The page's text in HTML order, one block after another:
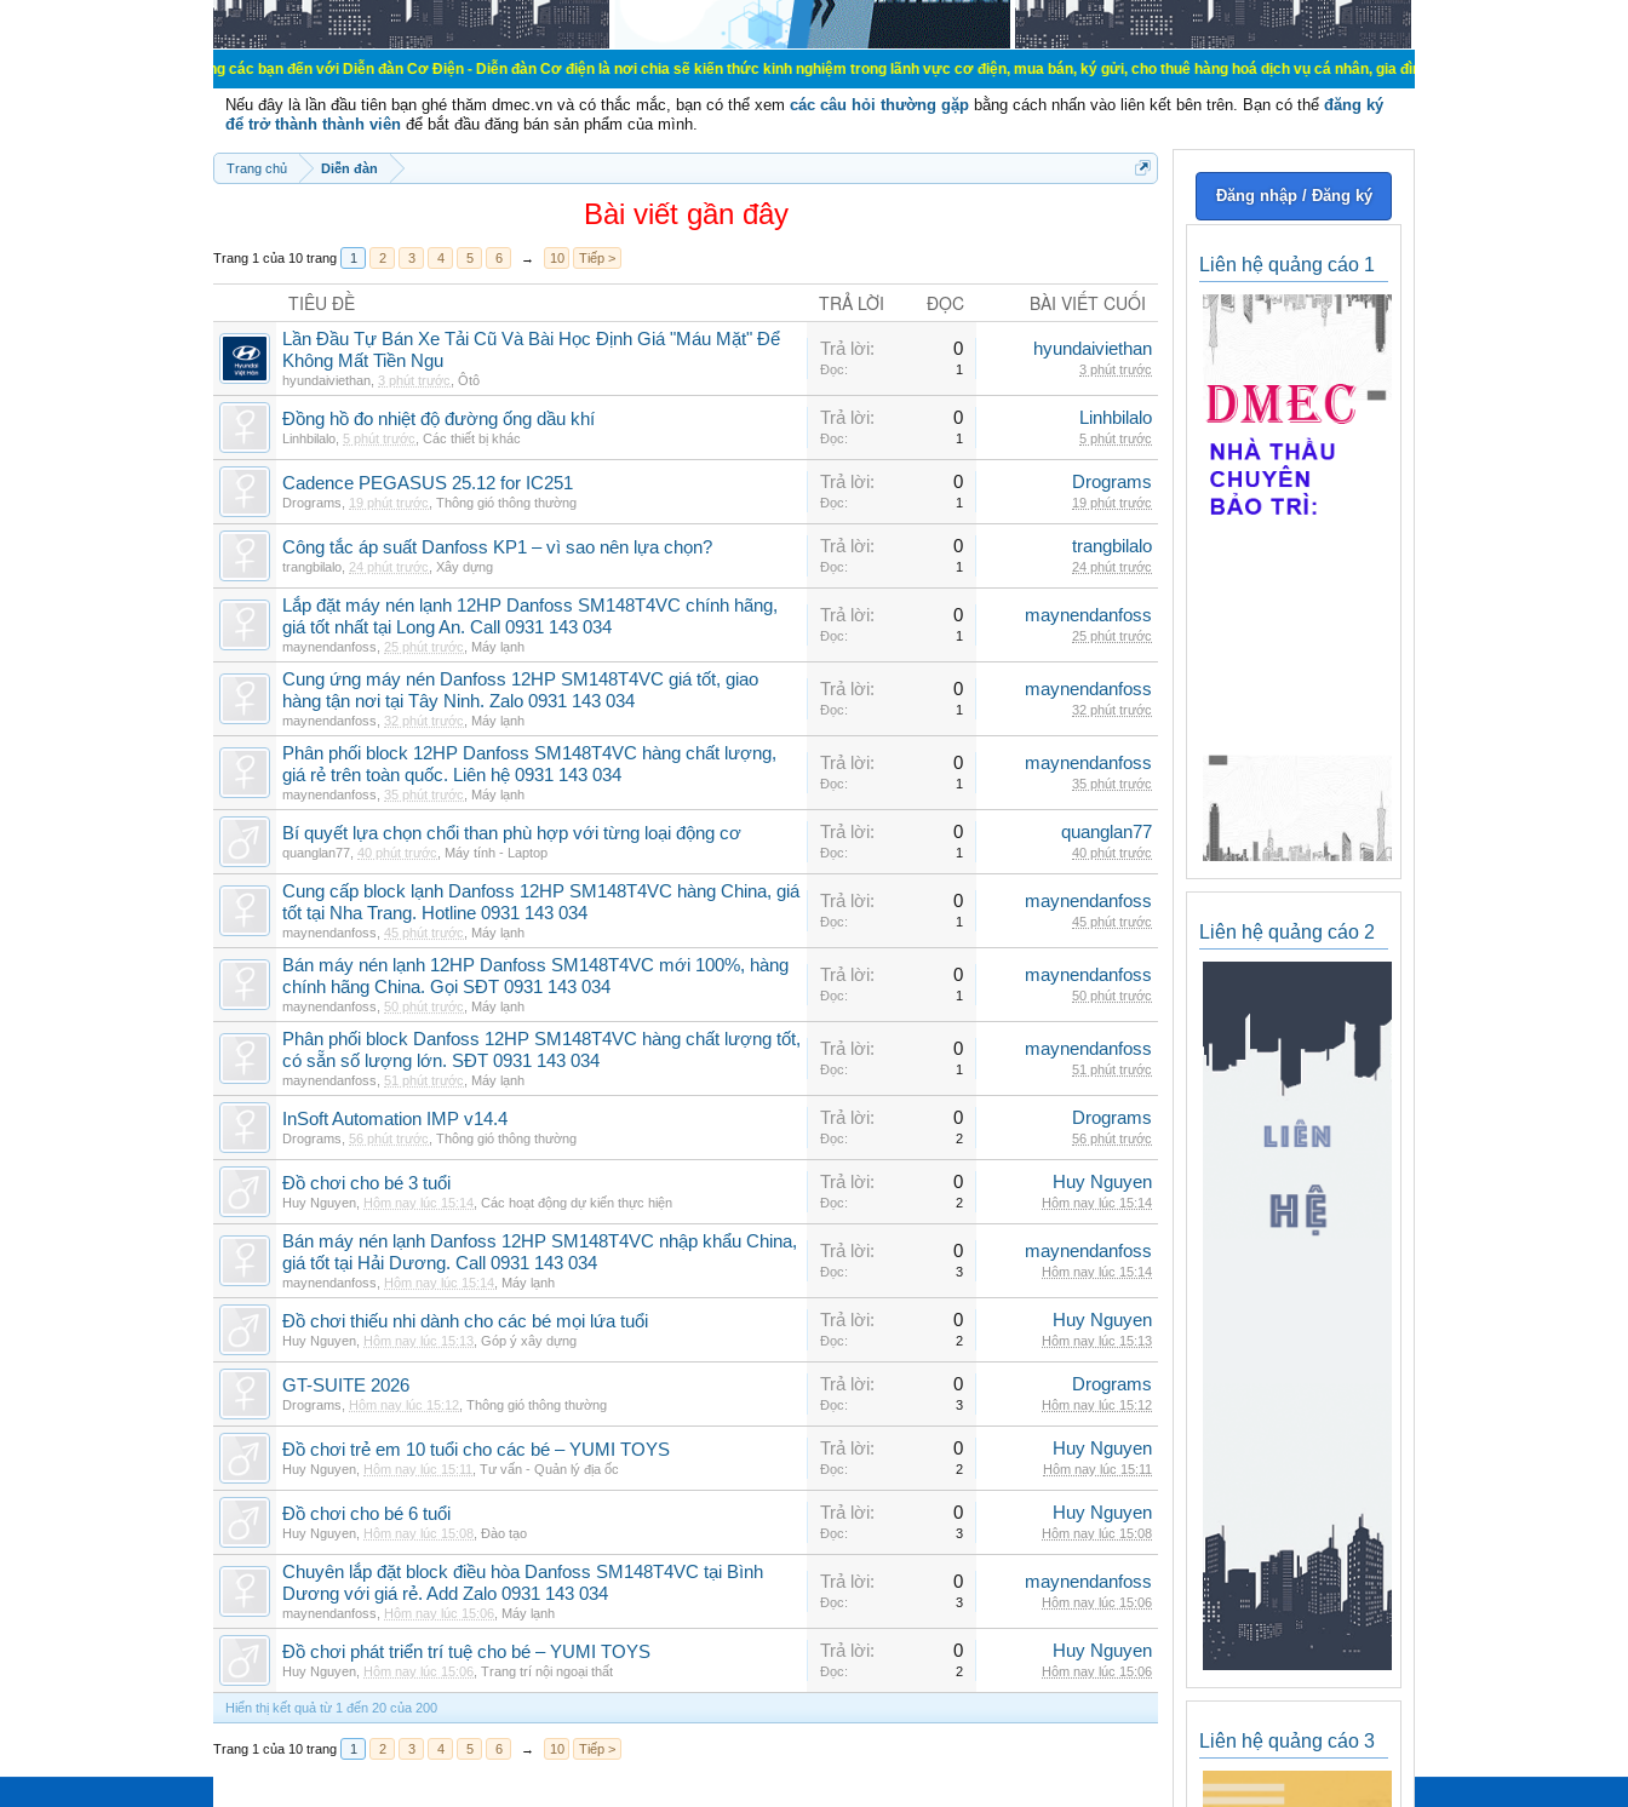
Chào mừng các bạn đến với Diễn đàn Cơ Điện - Diễn đàn Cơ điện là nơi chia sẽ kiến thức kinh nghiệm trong lãnh vực cơ điện, mua bán, ký gửi, cho thuê hàng hoá dịch vụ cá nhân, gia đình. Mua bán, ký gửi, cho thuê thiết bị
Nếu đây là lần đầu tiên bạn ghé thăm dmec.vn và có thắc mắc, bạn có thể xem các câu hỏi thường gặp bằng cách nhấn vào liên kết bên trên. Bạn có thể đăng ký
để trở thành thành viên để bắt đầu đăng bán sản phẩm của mình.
Trang chủ Diễn đàn
Bài viết gần đây
Trang 1 của 10 trang 1 2 3 4 5 6 → 10 Tiếp >
TIÊU ĐỀ TRẢ LỜI ĐỌC BÀI VIẾT CUỐI
Lần Đầu Tự Bán Xe Tải Cũ Và Bài Học Định Giá "Máu Mặt" Để
Không Mất Tiền Ngu
hyundaiviethan 3 phút trước Ôtô
Trả lời: 0
Đọc: 1
hyundaiviethan
3 phút trước
Đồng hồ đo nhiệt độ đường ống dầu khí
Linhbilalo 5 phút trước Các thiết bị khác
Trả lời: 0
Đọc: 1
Linhbilalo
5 phút trước
Cadence PEGASUS 25.12 for IC251
Drograms 19 phút trước Thông gió thông thường
Trả lời: 0
Đọc: 1
Drograms
19 phút trước
Công tắc áp suất Danfoss KP1 – vì sao nên lựa chọn?
trangbilalo 24 phút trước Xây dựng
Trả lời: 0
Đọc: 1
trangbilalo
24 phút trước
Lắp đặt máy nén lạnh 12HP Danfoss SM148T4VC chính hãng,
giá tốt nhất tại Long An. Call 0931 143 034
maynendanfoss 25 phút trước Máy lạnh
Trả lời: 0
Đọc: 1
maynendanfoss
25 phút trước
Cung ứng máy nén Danfoss 12HP SM148T4VC giá tốt, giao
hàng tận nơi tại Tây Ninh. Zalo 0931 143 034
maynendanfoss 32 phút trước Máy lạnh
Trả lời: 0
Đọc: 1
maynendanfoss
32 phút trước
Phân phối block 12HP Danfoss SM148T4VC hàng chất lượng,
giá rẻ trên toàn quốc. Liên hệ 0931 143 034
maynendanfoss 35 phút trước Máy lạnh
Trả lời: 0
Đọc: 1
maynendanfoss
35 phút trước
Bí quyết lựa chọn chổi than phù hợp với từng loại động cơ
quanglan77 40 phút trước Máy tính - Laptop
Trả lời: 0
Đọc: 1
quanglan77
40 phút trước
Cung cấp block lạnh Danfoss 12HP SM148T4VC hàng China, giá
tốt tại Nha Trang. Hotline 0931 143 034
maynendanfoss 45 phút trước Máy lạnh
Trả lời: 0
Đọc: 1
maynendanfoss
45 phút trước
Bán máy nén lạnh 12HP Danfoss SM148T4VC mới 100%, hàng
chính hãng China. Gọi SĐT 0931 143 034
maynendanfoss 50 phút trước Máy lạnh
Trả lời: 0
Đọc: 1
maynendanfoss
50 phút trước
Phân phối block Danfoss 12HP SM148T4VC hàng chất lượng tốt,
có sẵn số lượng lớn. SĐT 0931 143 034
maynendanfoss 51 phút trước Máy lạnh
Trả lời: 0
Đọc: 1
maynendanfoss
51 phút trước
InSoft Automation IMP v14.4
Drograms 56 phút trước Thông gió thông thường
Trả lời: 0
Đọc: 2
Drograms
56 phút trước
Đồ chơi cho bé 3 tuổi
Huy Nguyen Hôm nay lúc 15:14 Các hoạt động dự kiến thực hiện
Trả lời: 0
Đọc: 2
Huy Nguyen
Hôm nay lúc 15:14
Bán máy nén lạnh Danfoss 12HP SM148T4VC nhập khẩu China,
giá tốt tại Hải Dương. Call 0931 143 034
maynendanfoss Hôm nay lúc 15:14 Máy lạnh
Trả lời: 0
Đọc: 3
maynendanfoss
Hôm nay lúc 15:14
Đồ chơi thiếu nhi dành cho các bé mọi lứa tuổi
Huy Nguyen Hôm nay lúc 15:13 Góp ý xây dựng
Trả lời: 0
Đọc: 2
Huy Nguyen
Hôm nay lúc 15:13
GT-SUITE 2026
Drograms Hôm nay lúc 15:12 Thông gió thông thường
Trả lời: 0
Đọc: 3
Drograms
Hôm nay lúc 15:12
Đồ chơi trẻ em 10 tuổi cho các bé – YUMI TOYS
Huy Nguyen Hôm nay lúc 15:11 Tư vấn - Quản lý địa ốc
Trả lời: 0
Đọc: 2
Huy Nguyen
Hôm nay lúc 15:11
Đồ chơi cho bé 6 tuổi
Huy Nguyen Hôm nay lúc 15:08 Đào tạo
Trả lời: 0
Đọc: 3
Huy Nguyen
Hôm nay lúc 15:08
Chuyên lắp đặt block điều hòa Danfoss SM148T4VC tại Bình
Dương với giá rẻ. Add Zalo 0931 143 034
maynendanfoss Hôm nay lúc 15:06 Máy lạnh
Trả lời: 0
Đọc: 3
maynendanfoss
Hôm nay lúc 15:06
Đồ chơi phát triển trí tuệ cho bé – YUMI TOYS
Huy Nguyen Hôm nay lúc 15:06 Trang trí nội ngoại thất
Trả lời: 0
Đọc: 2
Huy Nguyen
Hôm nay lúc 15:06
Hiển thị kết quả từ 1 đến 20 của 200
Trang 1 của 10 trang 1 2 3 4 5 6 → 10 Tiếp >
Đăng nhập / Đăng ký
Liên hệ quảng cáo 1
Liên hệ quảng cáo 2
Liên hệ quảng cáo 3